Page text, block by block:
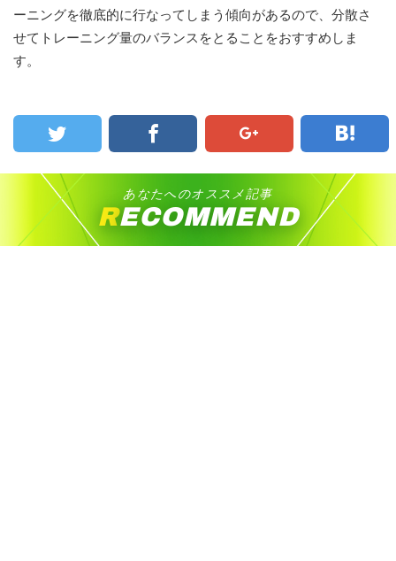
ーニングを徹底的に行なってしまう傾向があるので、分散さ
せてトレーニング量のバランスをとることをおすすめしま
す。
あなたへのオススメ記事
RECOMMEND